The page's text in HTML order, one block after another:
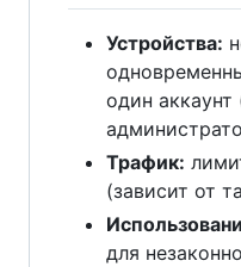
Устройства:
один аккаунт
Трафик:
(зависит от
для